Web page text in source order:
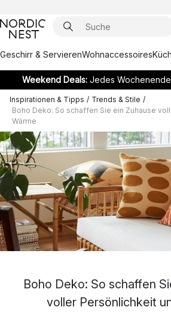
Geschirr & ServierenWohnaccessoires
Weekend Deals:Jedes
Inspirationen & Tipps / Trends & Stile /
Boho Deko: So schaffen Sie ein Zuhause
Wärme
Boho Deko: So schaffen
voller Persönlichkeit